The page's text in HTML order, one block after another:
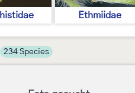
Ethmiidae
234 Species